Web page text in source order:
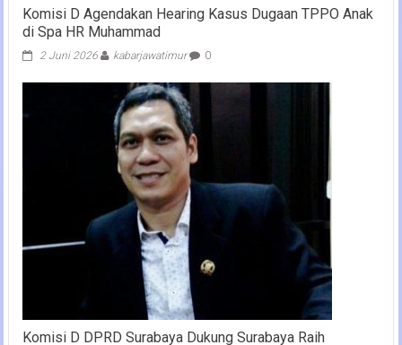
Komisi D Agendakan Hearing Kasus Dugaan TPPO Anak
di Spa HR Muhammad
2 Juni 2026 kabarjawatimur 0
Komisi D DPRD Surabaya Dukung Surabaya Raih